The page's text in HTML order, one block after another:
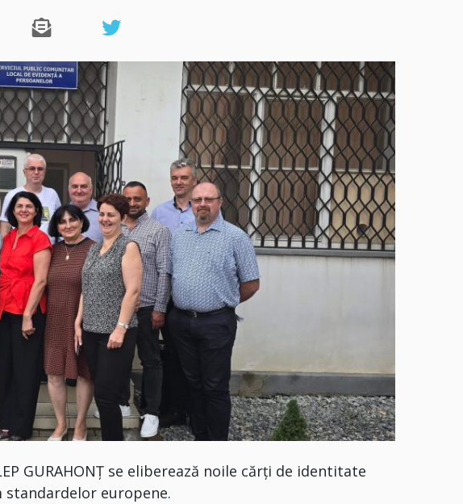
GURAHONȚ se eliberează noile cărți de identitate
europene.